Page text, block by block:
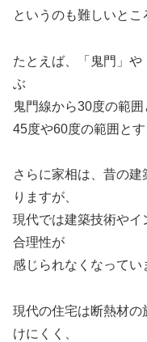
というのも難しいとこ
たとえば、「鬼門」
ぶ
鬼門線から30度の範囲
45度や60度の範囲とす
さらに家相は、昔の
りますが、
現代では建築技術や
合理性が
感じられなくなってい
現代の住宅は断熱材
けにくく、